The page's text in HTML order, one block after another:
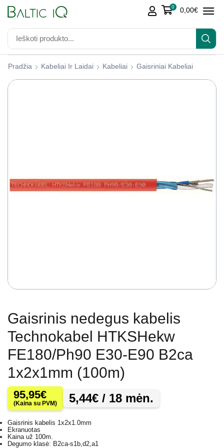
0 0,00€
Pradžia Kabeliai Ir Laidai Kabeliai Gaisriniai Kabeliai
Gaisrinis nedegus kabelis
Technokabel HTKSHekw
FE180/Ph90 E30-E90 B2ca
1x2x1mm (100m)
95,95€
(Kaina su PVM) 5,44€ / 18 mėn.
Gaisrinis kabelis 1x2x1.0mm
Ekranuotas
Kaina už 100m.
Degumo klasė: B2ca-s1b,d2,a1